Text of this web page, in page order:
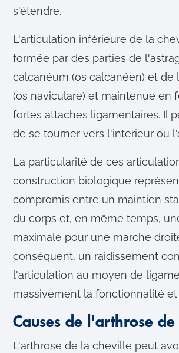
s'étendre.
L'articulation inférieure de la
formée par des parties de
calcanéum (os calcanéen) et de
(os naviculare) et maintenue en
fortes attaches ligamentaires. Il
de se tourner vers l'intérieur ou
La particularité de ces
construction biologique
compromis entre un maintien
du corps et, en même temps,
maximale pour une marche
conséquent, un raidissement
l'articulation au moyen de
massivement la fonctionnalité
Causes de l'arthrose
L'arthrose de la cheville peut